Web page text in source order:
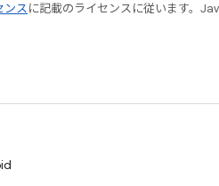
ンスに記載のライセンスに従います。